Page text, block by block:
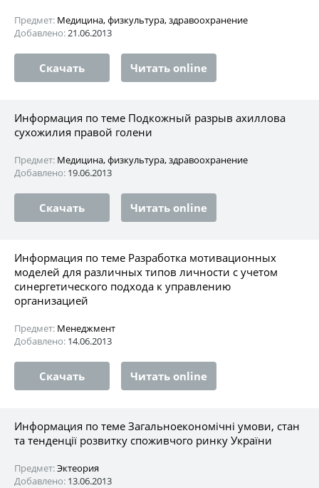
Предмет: Медицина, физкультура, здравоохранение
Добавлено:21.06.2013
Скачать Читать online
Информация по теме Подкожный разрыв ахиллова
сухожилия правой голени
Предмет: Медицина, физкультура, здравоохранение
Добавлено: 19.06.2013
Скачать Читать online
Информация по теме Разработка мотивационных
моделей для различных типов личности с учетом
синергетического подхода к управлению
организацией
Предмет: Менеджмент
Добавлено: 14.06.2013
Скачать Читать online
Информация по теме Загальноекономічні умови, стан
та тенденції розвитку споживчого ринку України
Предмет:Эктеория
Добавлено: 13.06.2013